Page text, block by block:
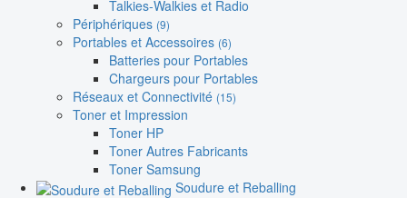
Talkies-Walkies et Radio
Périphériques (9)
Portables et Accessoires (6)
Batteries pour Portables
Chargeurs pour Portables
Réseaux et Connectivité (15)
Toner et Impression
Toner HP
Toner Autres Fabricants
Toner Samsung
Soudure et Reballing